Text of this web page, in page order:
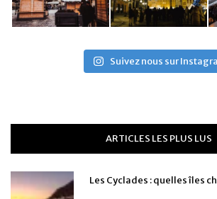
Suivez nous sur
ARTICLES LES PLUS LUS
Les Cyclades : quelles îles